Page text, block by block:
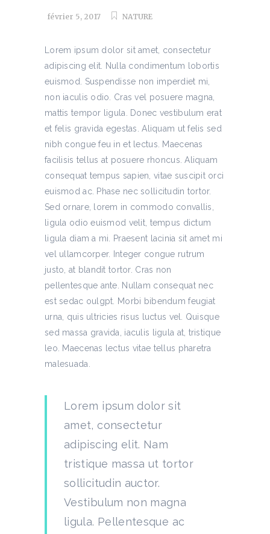
février 5, 2017 NATURE
Lorem ipsum dolor sit amet, consectetur
adipiscing elit. Nulla condimentum lobortis
euismod. Suspendisse non imperdiet mi,
non iaculis odio. Cras vel posuere magna,
mattis tempor ligula. Donec vestibulum erat
et felis gravida egestas. Aliquam ut felis sed
nibh congue feu in et lectus. Maecenas
facilisis tellus at posuere rhoncus. Aliquam
consequat tempus sapien, vitae suscipit orci
euismod ac. Phase nec sollicitudin tortor.
Sed ornare, lorem in commodo convallis,
ligula odio euismod velit, tempus dictum
ligula diam a mi. Praesent lacinia sit amet mi
vel ullamcorper. Integer congue rutrum
justo, at blandit tortor. Cras non
pellentesque ante. Nullam consequat nec
est sedac oulgpt. Morbi bibendum feugiat
urna, quis ultricies risus luctus vel. Quisque
sed massa gravida, iaculis ligula at, tristique
leo. Maecenas lectus vitae tellus pharetra
malesuada.
Lorem ipsum dolor sit
amet, consectetur
adipiscing elit. Nam
tristique massa ut tortor
sollicitudin auctor.
Vestibulum non magna
ligula. Pellentesque ac